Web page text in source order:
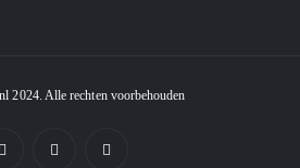
2024. Alle rechten voorbehouden